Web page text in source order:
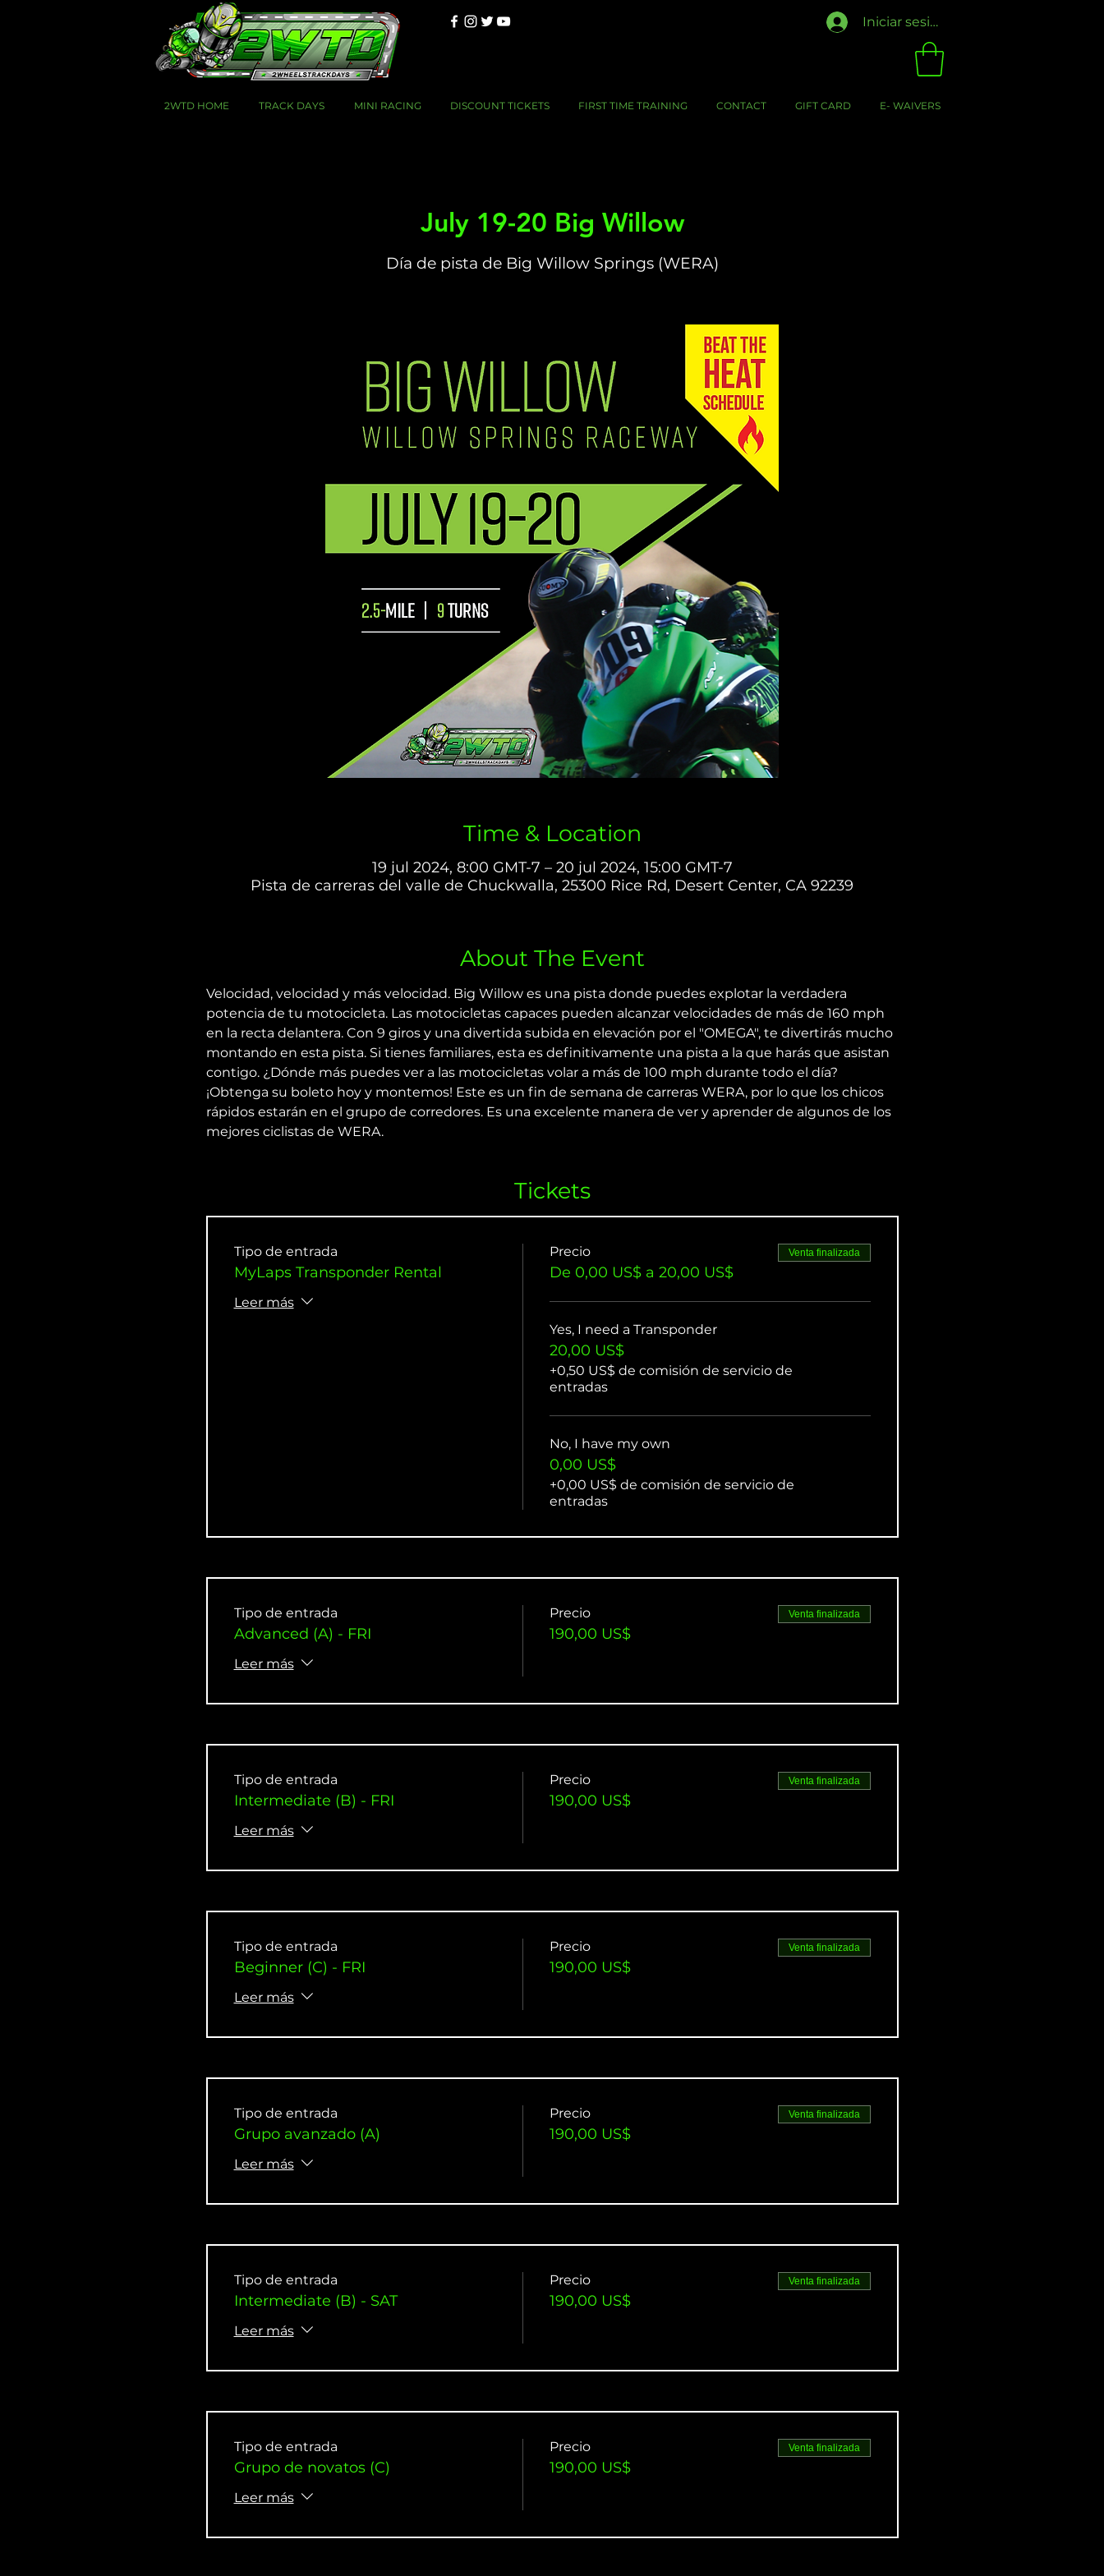
Iniciar sesión
2WTD HOME TRACK DAYS MINI RACING DISCOUNT TICKETS FIRST TIME TRAINING CONTACT GIFT CARD E- WAIVERS
July 19-20 Big Willow
Día de pista de Big Willow Springs (WERA)
Time & Location
19 jul 2024, 8:00 GMT-7 – 20 jul 2024, 15:00 GMT-7
Pista de carreras del valle de Chuckwalla, 25300 Rice Rd, Desert Center, CA 92239
About The Event
Velocidad, velocidad y más velocidad. Big Willow es una pista donde puedes explotar la verdadera
potencia de tu motocicleta. Las motocicletas capaces pueden alcanzar velocidades de más de 160 mph
en la recta delantera. Con 9 giros y una divertida subida en elevación por el "OMEGA", te divertirás mucho
montando en esta pista. Si tienes familiares, esta es definitivamente una pista a la que harás que asistan
contigo. ¿Dónde más puedes ver a las motocicletas volar a más de 100 mph durante todo el día?
¡Obtenga su boleto hoy y montemos! Este es un fin de semana de carreras WERA, por lo que los chicos
rápidos estarán en el grupo de corredores. Es una excelente manera de ver y aprender de algunos de los
mejores ciclistas de WERA.
Tickets
Tipo de entrada
MyLaps Transponder Rental
Leer más
Precio
De 0,00 US$ a 20,00 US$
Venta finalizada
Yes, I need a Transponder
20,00 US$
+0,50 US$ de comisión de servicio de
entradas
No, I have my own
0,00 US$
+0,00 US$ de comisión de servicio de
entradas
Tipo de entrada
Advanced (A) - FRI
Leer más
Precio
190,00 US$
Venta finalizada
Tipo de entrada
Intermediate (B) - FRI
Leer más
Precio
190,00 US$
Venta finalizada
Tipo de entrada
Beginner (C) - FRI
Leer más
Precio
190,00 US$
Venta finalizada
Tipo de entrada
Grupo avanzado (A)
Leer más
Precio
190,00 US$
Venta finalizada
Tipo de entrada
Intermediate (B) - SAT
Leer más
Precio
190,00 US$
Venta finalizada
Tipo de entrada
Grupo de novatos (C)
Leer más
Precio
190,00 US$
Venta finalizada